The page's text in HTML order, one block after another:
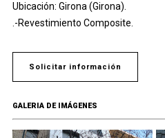
Ubicación: Girona (Girona).
.-Revestimiento Composite.
Solicitar información
GALERIA DE IMÁGENES